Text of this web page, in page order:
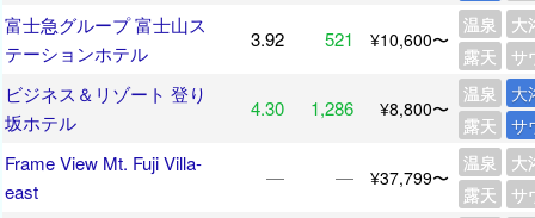
富士急グループ 富士山ス
テーションホテル
3.92 521 ¥10,600〜
温泉
大
露天
サ
ビジネス＆リゾート 登り
坂ホテル
4.30 1,286 ¥8,800〜
温泉
大
露天
サ
Frame View Mt. Fuji Villa-
east
― ― ¥37,799〜
温泉
大
露天
サ